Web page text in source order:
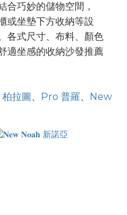
合巧妙的儲物空間，
或坐墊下方收納等設
各式尺寸、布料、顏色
適坐感的收納沙發推薦
拉圖 、 Pro 普羅、
New